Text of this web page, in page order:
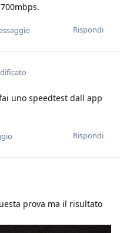
Rispondi
uno speedtest dall app
Rispondi
prova ma il risultato